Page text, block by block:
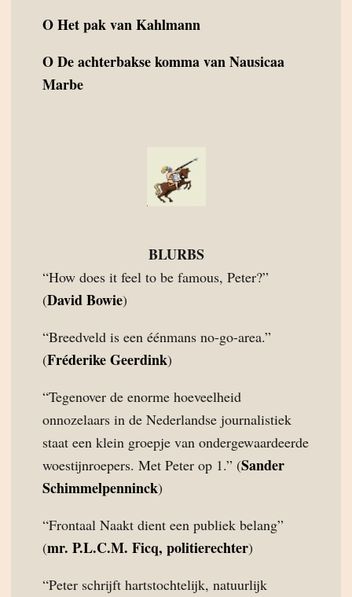
OHet pak van Kahlmann
ODe achterbakse komma van Nausicaa
Marbe
BLURBS
“How does it feel to be famous, Peter?”
(David Bowie)
“Breedveld is een éénmans no-go-area.”
(Fréderike Geerdink)
“Tegenover de enorme hoeveelheid
onnozelaars in de Nederlandse journalistiek
staat een klein groepje van ondergewaardeerde
woestijnroepers. Met Peter op 1.” (Sander
Schimmelpenninck)
“Frontaal Naakt dient een publiek belang”
(mr. P.L.C.M. Ficq, politierechter)
“Peter schrijft hartstochtelijk, natuurlijk